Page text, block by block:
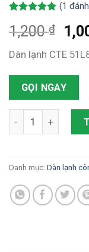
dựa trên
đánh giá
(1
1,200₫
Dàn lạnh CTE
GỌI NGAY
Dàn lạnh CTE
Danh mục: Dàn lạnh